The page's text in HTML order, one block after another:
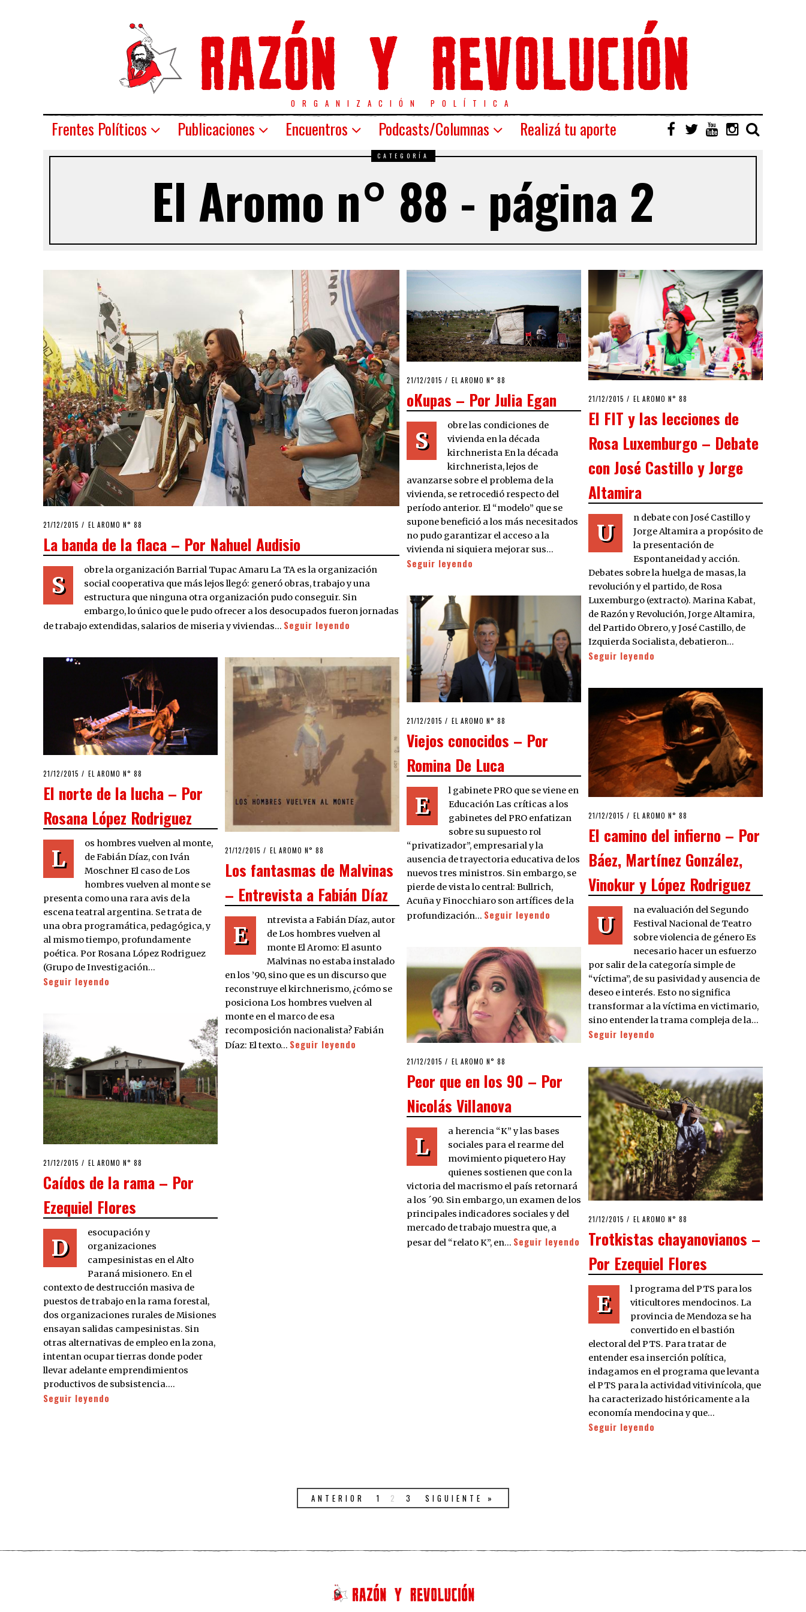
ORGANIZACIÓN POLÍTICA
Frentes Políticos Publicaciones Encuentros Podcasts/Columnas Realizá tu aporte
CATEGORÍA
El Aromo n° 88 - página 2
POSTED
21/12/2015 24/03/2016
EL AROMO N° 88
La banda de la flaca – Por Nahuel Audisio
S
obre la organización Barrial Tupac Amaru La TA es la organización
social cooperativa que más lejos llegó: generó obras, trabajo y una
estructura que ninguna otra organización pudo conseguir. Sin
embargo, lo único que le pudo ofrecer a los desocupados fueron jornadas
de trabajo extendidas, salarios de miseria y viviendas… Seguir leyendo
POSTED
21/12/2015 21/12/2015
EL AROMO N° 88
oKupas – Por Julia Egan
S
obre las condiciones de
vivienda en la década
kirchnerista En la década
kirchnerista, lejos de
avanzarse sobre el problema de la
vivienda, se retrocedió respecto del
período anterior. El “modelo” que se
supone benefició a los más necesitados
no pudo garantizar el acceso a la
vivienda ni siquiera mejorar sus…
Seguir leyendo
POSTED
21/12/2015 09/02/2016
EL AROMO N° 88
El FIT y las lecciones de
Rosa Luxemburgo – Debate
con José Castillo y Jorge
Altamira
U
n debate con José Castillo y
Jorge Altamira a propósito de
la presentación de
Espontaneidad y acción.
Debates sobre la huelga de masas, la
revolución y el partido, de Rosa
Luxemburgo (extracto). Marina Kabat,
de Razón y Revolución, Jorge Altamira,
del Partido Obrero, y José Castillo, de
Izquierda Socialista, debatieron…
Seguir leyendo
POSTED
21/12/2015 21/12/2015
EL AROMO N° 88
Viejos conocidos – Por
Romina De Luca
E
l gabinete PRO que se viene en
Educación Las críticas a los
gabinetes del PRO enfatizan
sobre su supuesto rol
“privatizador”, empresarial y la
ausencia de trayectoria educativa de los
nuevos tres ministros. Sin embargo, se
pierde de vista lo central: Bullrich,
Acuña y Finocchiaro son artífices de la
profundización… Seguir leyendo
POSTED
21/12/2015 21/12/2015
EL AROMO N° 88
El norte de la lucha – Por
Rosana López Rodriguez
L
os hombres vuelven al monte,
de Fabián Díaz, con Iván
Moschner El caso de Los
hombres vuelven al monte se
presenta como una rara avis de la
escena teatral argentina. Se trata de
una obra programática, pedagógica, y
al mismo tiempo, profundamente
poética. Por Rosana López Rodriguez
(Grupo de Investigación…
Seguir leyendo
POSTED
21/12/2015 21/12/2015
EL AROMO N° 88
Los fantasmas de Malvinas
– Entrevista a Fabián Díaz
E
ntrevista a Fabián Díaz, autor
de Los hombres vuelven al
monte El Aromo: El asunto
Malvinas no estaba instalado
en los ’90, sino que es un discurso que
reconstruye el kirchnerismo, ¿cómo se
posiciona Los hombres vuelven al
monte en el marco de esa
recomposición nacionalista? Fabián
Díaz: El texto… Seguir leyendo
POSTED
21/12/2015 21/12/2015
EL AROMO N° 88
El camino del infierno – Por
Báez, Martínez González,
Vinokur y López Rodriguez
U
na evaluación del Segundo
Festival Nacional de Teatro
sobre violencia de género Es
necesario hacer un esfuerzo
por salir de la categoría simple de
“víctima”, de su pasividad y ausencia de
deseo e interés. Esto no significa
transformar a la víctima en victimario,
sino entender la trama compleja de la…
Seguir leyendo
POSTED
21/12/2015 24/03/2016
EL AROMO N° 88
Peor que en los 90 – Por
Nicolás Villanova
L
a herencia “K” y las bases
sociales para el rearme del
movimiento piquetero Hay
quienes sostienen que con la
victoria del macrismo el país retornará
a los ´90. Sin embargo, un examen de los
principales indicadores sociales y del
mercado de trabajo muestra que, a
pesar del “relato K”, en… Seguir leyendo
POSTED
21/12/2015 15/01/2016
EL AROMO N° 88
Caídos de la rama – Por
Ezequiel Flores
D
esocupación y
organizaciones
campesinistas en el Alto
Paraná misionero. En el
contexto de destrucción masiva de
puestos de trabajo en la rama forestal,
dos organizaciones rurales de Misiones
ensayan salidas campesinistas. Sin
otras alternativas de empleo en la zona,
intentan ocupar tierras donde poder
llevar adelante emprendimientos
productivos de subsistencia.…
Seguir leyendo
POSTED
21/12/2015 21/12/2015
EL AROMO N° 88
Trotkistas chayanovianos –
Por Ezequiel Flores
E
l programa del PTS para los
viticultores mendocinos. La
provincia de Mendoza se ha
convertido en el bastión
electoral del PTS. Para tratar de
entender esa inserción política,
indagamos en el programa que levanta
el PTS para la actividad vitivinícola, que
ha caracterizado históricamente a la
economía mendocina y que…
Seguir leyendo
ANTERIOR 1 2 3 SIGUIENTE »